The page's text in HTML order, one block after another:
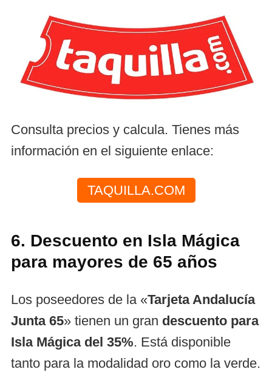
Consulta precios y calcula. Tienes más
información en el siguiente enlace:
TAQUILLA.COM
6. Descuento en Isla Mágica
para mayores de 65 años
Los poseedores de la «Tarjeta Andalucía
Junta 65» tienen un gran descuento para
Isla Mágica del 35%. Está disponible
tanto para la modalidad oro como la verde.